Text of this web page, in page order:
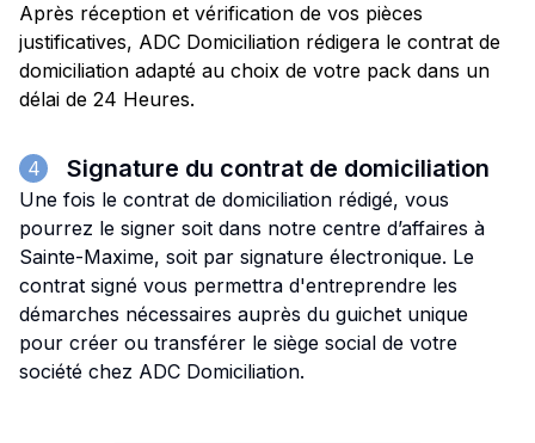
Après réception et vérification de vos pièces
justificatives, ADC Domiciliation rédigera le contrat de
domiciliation adapté au choix de votre pack dans un
délai de 24 Heures.
4 Signature du contrat de domiciliation
Une fois le contrat de domiciliation rédigé, vous
pourrez le signer soit dans notre centre d’affaires à
Sainte-Maxime, soit par signature électronique. Le
contrat signé vous permettra d'entreprendre les
démarches nécessaires auprès du guichet unique
pour créer ou transférer le siège social de votre
société chez ADC Domiciliation.